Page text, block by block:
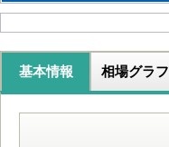
基本情報 相場グラフ